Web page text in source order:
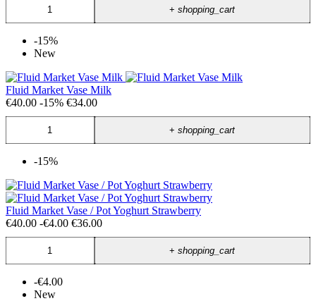
+shopping_cart
-15%
New
Fluid Market Vase Milk
€40.00 -15% €34.00
+shopping_cart
-15%
Fluid Market Vase / Pot Yoghurt Strawberry
€40.00 -€4.00 €36.00
+shopping_cart
-€4.00
New